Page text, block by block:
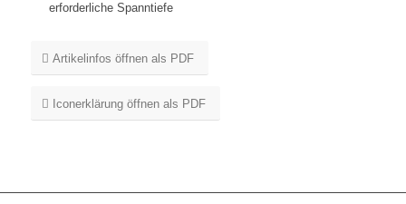
erforderliche Spanntiefe
Artikelinfos öffnen als PDF
Iconerklärung öffnen als PDF